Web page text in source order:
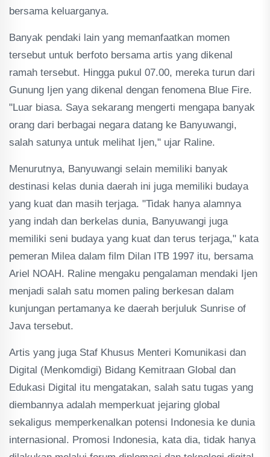
bersama keluarganya.
Banyak pendaki lain yang memanfaatkan momen
tersebut untuk berfoto bersama artis yang dikenal
ramah tersebut. Hingga pukul 07.00, mereka turun dari
Gunung Ijen yang dikenal dengan fenomena Blue Fire.
"Luar biasa. Saya sekarang mengerti mengapa banyak
orang dari berbagai negara datang ke Banyuwangi,
salah satunya untuk melihat Ijen," ujar Raline.
Menurutnya, Banyuwangi selain memiliki banyak
destinasi kelas dunia daerah ini juga memiliki budaya
yang kuat dan masih terjaga. "Tidak hanya alamnya
yang indah dan berkelas dunia, Banyuwangi juga
memiliki seni budaya yang kuat dan terus terjaga," kata
pemeran Milea dalam film Dilan ITB 1997 itu, bersama
Ariel NOAH. Raline mengaku pengalaman mendaki Ijen
menjadi salah satu momen paling berkesan dalam
kunjungan pertamanya ke daerah berjuluk Sunrise of
Java tersebut.
Artis yang juga Staf Khusus Menteri Komunikasi dan
Digital (Menkomdigi) Bidang Kemitraan Global dan
Edukasi Digital itu mengatakan, salah satu tugas yang
diembannya adalah memperkuat jejaring global
sekaligus memperkenalkan potensi Indonesia ke dunia
internasional. Promosi Indonesia, kata dia, tidak hanya